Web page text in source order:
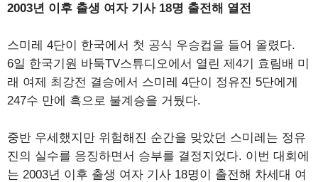
2003년 이후 출생 여자 기사 18명 출전해 열전
스미레 4단이 한국에서 첫 공식 우승컵을 들어 올렸다.
6일 한국기원 바둑TV스튜디오에서 열린 제4기 효림배 미
래 여제 최강전 결승에서 스미레 4단이 정유진 5단에게
247수 만에 흑으로 불계승을 거뒀다.
중반 우세했지만 위험해진 순간을 맞았던 스미레는 정유
진의 실수를 응징하면서 승부를 결정지었다. 이번 대회에
는 2003년 이후 출생 여자 기사 18명이 출전해 차세대 여